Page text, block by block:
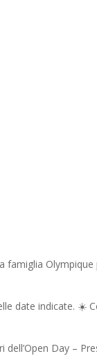
famiglia
date indicate. ☀️
dell’Open Day –